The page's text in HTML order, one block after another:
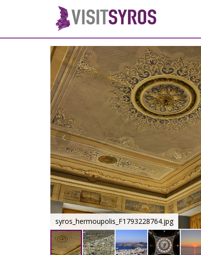
syros_hermoupolis_F1793228764.jpg